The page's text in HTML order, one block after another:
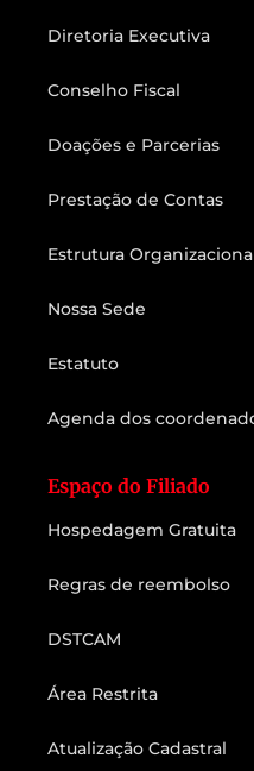
Diretoria Executiva
Conselho Fiscal
Doações e Parcerias
Prestação de Contas
Estrutura
Nossa Sede
Estatuto
Agenda dos
Espaço do Filiado
Hospedagem Gratuita
Regras de reembolso
DSTCAM
Área Restrita
Atualização Cadastral